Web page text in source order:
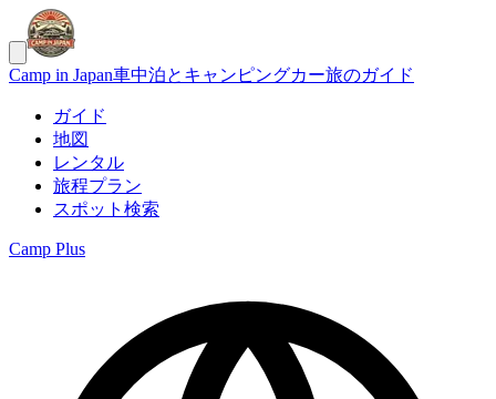
Camp in Japan車中泊とキャンピングカー旅のガイド
ガイド
地図
レンタル
旅程プラン
スポット検索
Camp Plus